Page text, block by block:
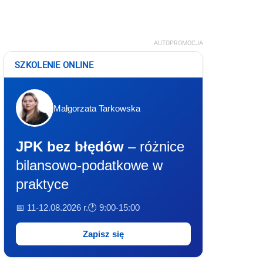
AUTOPROMOCJA
SZKOLENIE ONLINE
Małgorzata Tarkowska
JPK bez błędów – różnice
bilansowo-podatkowe w
praktyce
📅 11-12.08.2026 r.🕐 9:00-15:00
Zapisz się